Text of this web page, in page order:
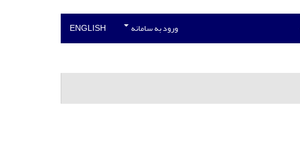
ورود به سامانه ENGLISH